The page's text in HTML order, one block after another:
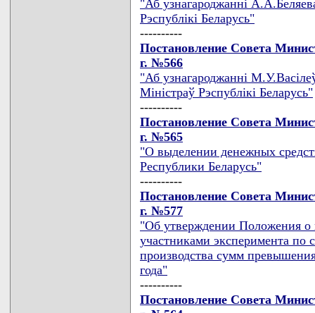
"Аб узнагароджаннi
Рэспублiкi Беларусь"
----------
Постановление Совета
г. №566
"Аб узнагароджаннi
Мiнiстраў Рэспублiкi Беларусь"
----------
Постановление Совета
г. №565
"О выделении денежных
Республики Беларусь"
----------
Постановление Совета
г. №577
"Об утверждении Положения о
участниками эксперимента
производства сумм
года"
----------
Постановление Совета